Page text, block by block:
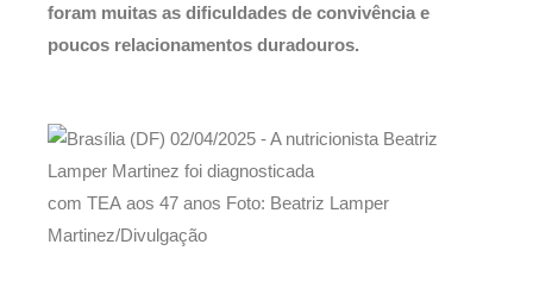
foram muitas as dificuldades de convivência e
poucos relacionamentos duradouros.